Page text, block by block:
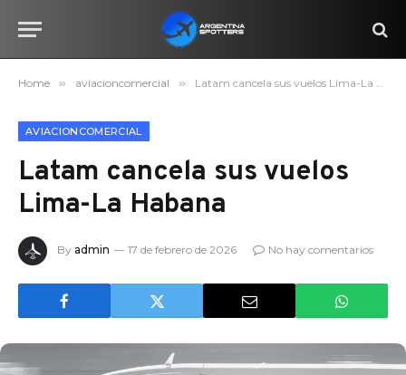
Home » aviacioncomercial » Latam cancela sus vuelos Lima-La Habana
AVIACIONCOMERCIAL
Latam cancela sus vuelos
Lima-La Habana
By admin 17 de febrero de 2026 No hay comentarios